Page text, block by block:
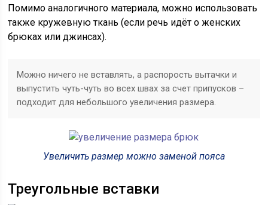
Помимо аналогичного материала, можно использовать
также кружевную ткань (если речь идёт о женских
брюках или джинсах).
Можно ничего не вставлять, а распорость вытачки и
выпустить чуть-чуть во всех швах за счет припусков –
подходит для небольшого увеличения размера.
Увеличить размер можно заменой пояса
Треугольные вставки